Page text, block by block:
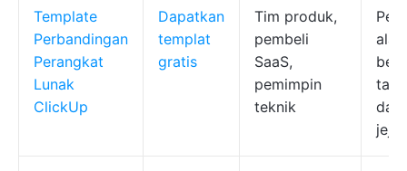
Template
Perbandingan
Perangkat
Lunak
ClickUp
Dapatkan
templat
gratis
Tim produk,
pembeli
SaaS,
pemimpin
teknik
alat